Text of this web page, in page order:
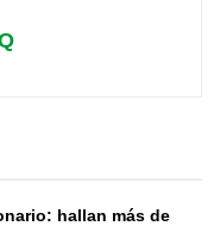
hallan más de